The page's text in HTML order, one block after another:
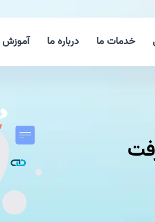
خدمات ما درباره ما آموزش